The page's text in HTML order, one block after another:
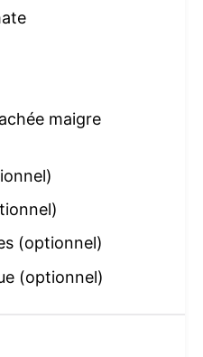
maigre
(optionnel)
(optionnel)